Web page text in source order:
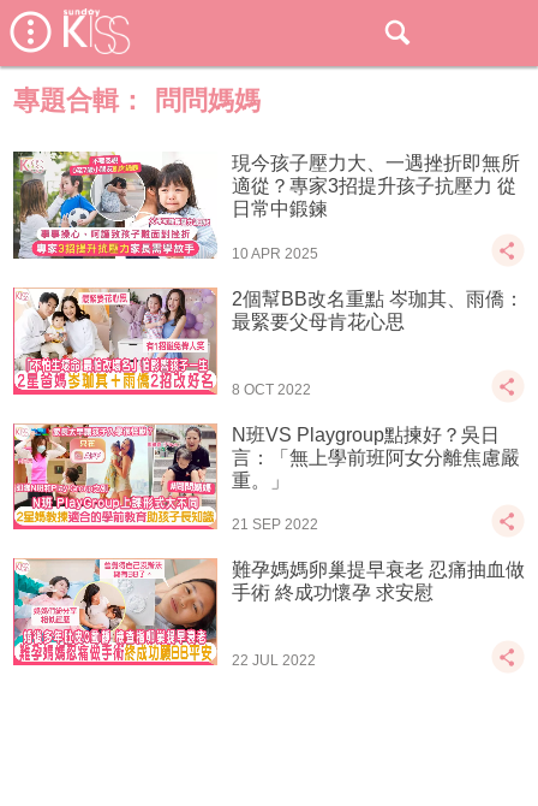
專題合輯： 問問媽媽
現今孩子壓力大、一遇挫折即無所
適從？專家3招提升孩子抗壓力 從
日常中鍛鍊
10 APR 2025
2個幫BB改名重點 岑珈其、雨僑：
最緊要父母肯花心思
8 OCT 2022
N班VS Playgroup點揀好？吳日
言：「無上學前班阿女分離焦慮嚴
重。」
21 SEP 2022
難孕媽媽卵巢提早衰老 忍痛抽血做
手術 終成功懷孕 求安慰
22 JUL 2022